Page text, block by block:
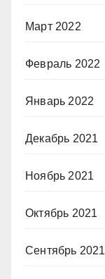
Март 2022
Февраль 2022
Январь 2022
Декабрь 2021
Ноябрь 2021
Октябрь 2021
Сентябрь 2021